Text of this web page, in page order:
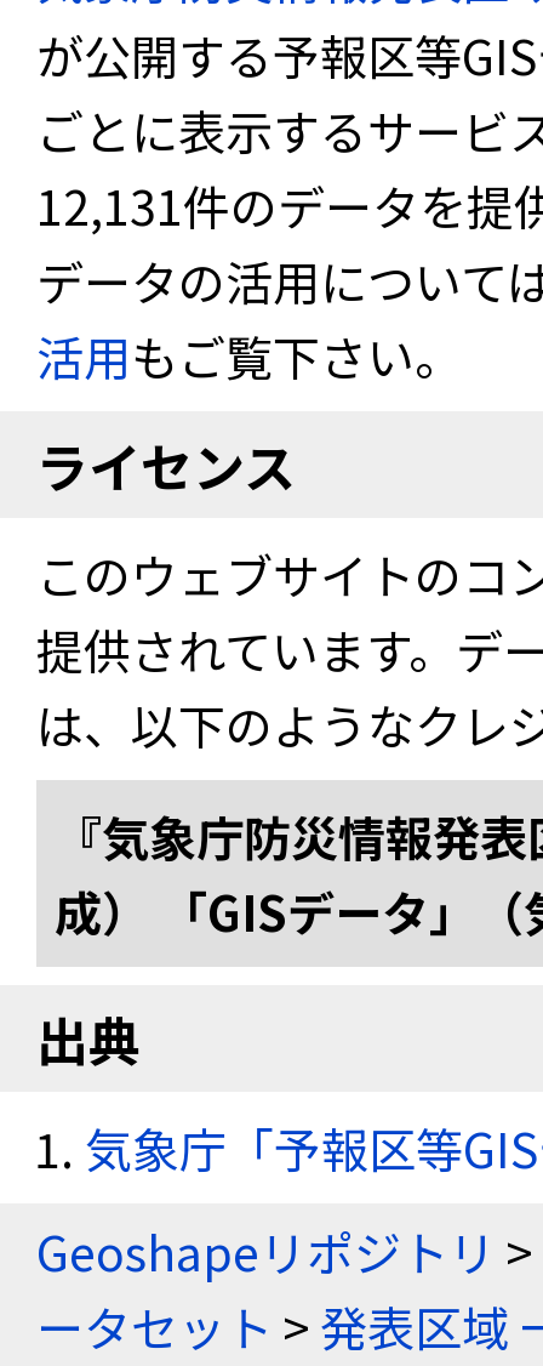
が公開する予報区等
ごとに表示するサービ
12,131件のデータを提
データの活用について
活用もご覧下さい。
ライセンス
このウェブサイトのコ
提供されています。デ
は、以下のようなクレ
『気象庁防災情報発
成） 「GISデータ」
出典
気象庁「予報区等
Geoshapeリポジトリ >
ータセット >発表区域